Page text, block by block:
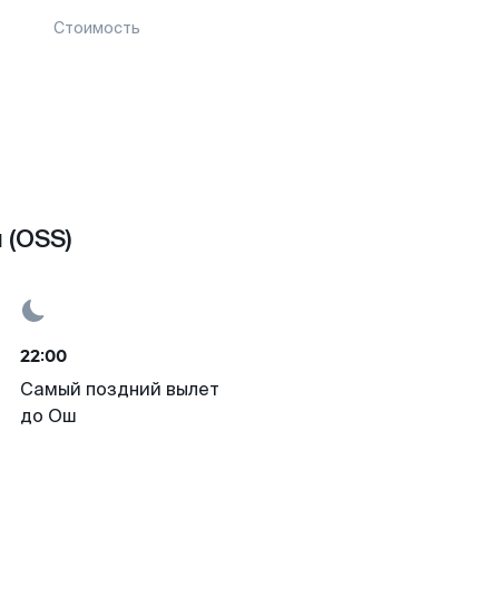
Стоимость
22:00
Самый поздний вылет
до Ош